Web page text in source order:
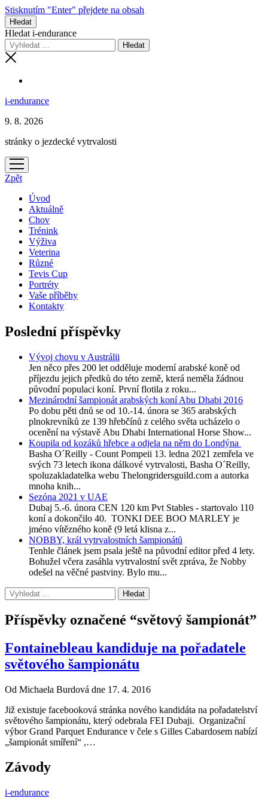
Stisknutím "Enter" přejdete na obsah
Hledat
Hledat i-endurance
i-endurance
9. 8. 2026
stránky o jezdecké vytrvalosti
otevřít
menu
Zpět
Úvod
Aktuálně
Chov
Trénink
Výživa
Veterina
Různé
Tevis Cup
Portréty
Vaše příběhy
Kontakty
Poslední příspěvky
Vývoj chovu v Austrálii
Jen něco přes 200 let odděluje moderní arabské koně od
příjezdu jejich předků do této země, která neměla žádnou
původní populaci koní. První flotila z roku...
Mezinárodní šampionát arabských koní Abu Dhabi 2016
Po dobu pěti dnů se od 10.-14. února se 365 arabských
plnokrevníků ze 139 hřebčínů z celého světa ucházelo o
ocenění na výstavě Abu Dhabi International Horse Show...
Koupila od kozáků hřebce a odjela na něm do Londýna
Basha O´Reilly - Count Pompeii 13. ledna 2021 zemřela ve
svých 73 letech ikona dálkové vytrvalosti, Basha O´Reilly,
spoluzakladatelka webu Thelongridersguild.com a autorka
mnoha knih...
Sezóna 2021 v UAE
Dubaj 5.-6. února CEN 120 km Pvt Stables - startovalo 110
koní a dokončilo 40. TONKI DEE BOO MARLEY je
jméno vítězného koně (9 letá klisna z...
NOBBY, král vytrvalostních šampionátů
Tenhle článek jsem psala ještě na původní editor před 4 lety.
Bohužel včera zasáhla vytrvalostní svět zpráva, že Nobby
odešel na věčné pastviny. Bylo mu...
Příspěvky označené “světový šampionát”
Fontainebleau kandiduje na pořadatele
světového šampionátu
Od Michaela Burdová dne 17. 4. 2016
Již existuje facebooková stránka nového kandidáta na pořadatelství
světového šampionátu, který odebrala FEI Dubaji. Organizační
výbor Grand Parquet Endurance v čele s Gilles Cabardosem nabízí
„šampionát smíření“ ,…
Závody
i-endurance